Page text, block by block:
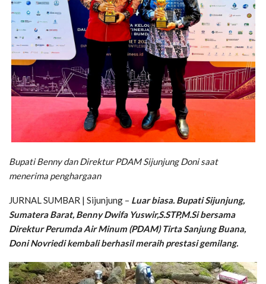
Bupati Benny dan Direktur PDAM Sijunjung Doni saat
menerima penghargaan
JURNAL SUMBAR | Sijunjung – Luar biasa. Bupati Sijunjung,
Sumatera Barat, Benny Dwifa Yuswir,S.STP,M.Si bersama
Direktur Perumda Air Minum (PDAM) Tirta Sanjung Buana,
Doni Novriedi kembali berhasil meraih prestasi gemilang.